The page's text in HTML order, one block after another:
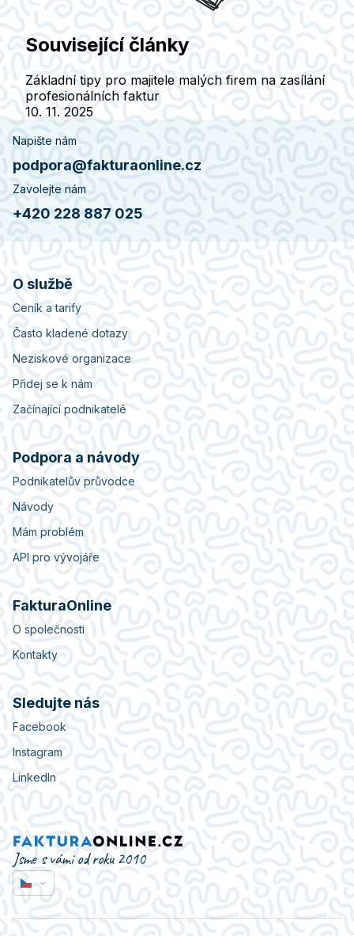
Související články
Základní tipy pro majitele malých firem na zasílání
profesionálních faktur
10. 11. 2025
Napište nám
podpora@fakturaonline.cz
Zavolejte nám
+420 228 887 025
O službě
Ceník a tarify
Často kladené dotazy
Neziskové organizace
Přidej se k nám
Začínající podnikatelé
Podpora a návody
Podnikatelův průvodce
Návody
Mám problém
API pro vývojáře
FakturaOnline
O společnosti
Kontakty
Sledujte nás
Facebook
Instagram
LinkedIn
Jsme s vámi od roku 2010